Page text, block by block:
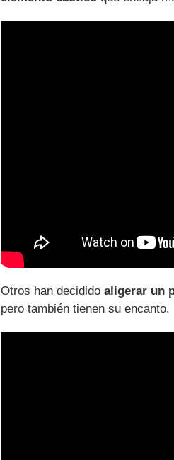
Otros han decidido aligerar un
pero también tienen su encanto.